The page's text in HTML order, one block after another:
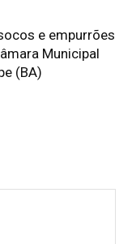
e empurrões
Municipal
(BA)